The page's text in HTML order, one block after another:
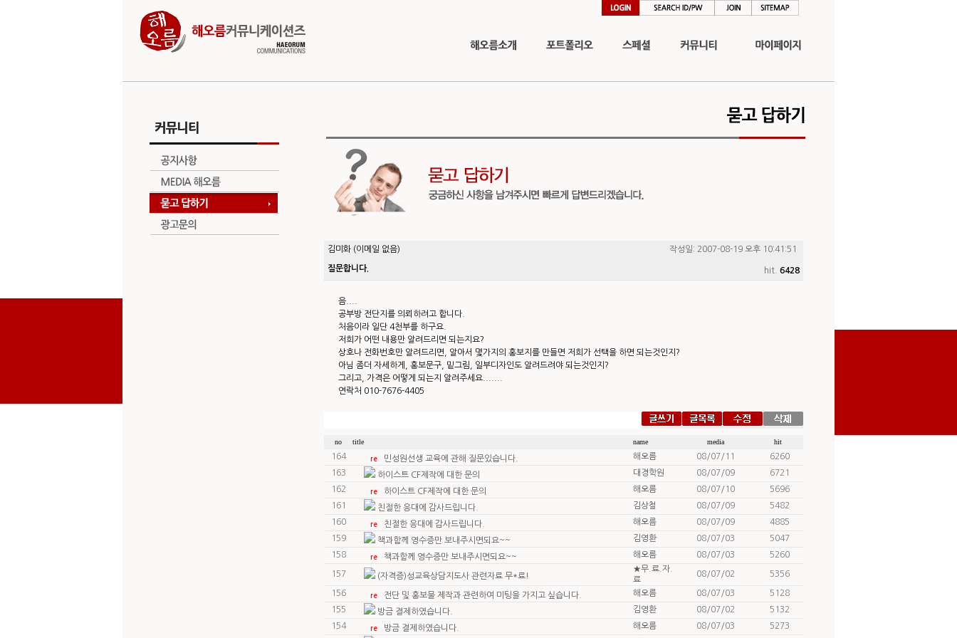
김미화 (이메일 없음) 작성일: 2007-08-19 오후 10:41:51
질문합니다. hit. 6428
음....
공부방 전단지를 의뢰하려고 합니다.
처음이라 일단 4천부를 하구요.
저희가 어떤 내용만 알려드리면 되는지요?
상호나 전화번호만 알려드리면, 알아서 몇가지의 홍보지를 만들면 저희가 선택을 하면 되는것인지?
아님 좀더 자세하게, 홍보문구, 밑그림, 일부디자인도 알려드려야 되는것인지?
그리고, 가격은 어떻게 되는지 알려주세요.......
연락처 010-7676-4405
no title name media hit
164 re 민성원선생 교육에 관해 질문있습니다. 해오름 08/07/11
6260
163
하이스트 CF제작에 대한 문의 대경학원 08/07/09
6721
162
re 하이스트 CF제작에 대한 문의 해오름 08/07/10
5696
161
친절한 응대에 감사드립니다. 김상철 08/07/09
5482
160
re 친절한 응대에 감사드립니다. 해오름 08/07/09
4885
159
책과함께 영수증만 보내주시면되요~~ 김영환 08/07/03
5047
158
re 책과함께 영수증만 보내주시면되요~~ 해오름 08/07/03 5260
157 (자격증)성교육상담지도사 관련자료 무*료!
★무.료.자.
료
08/07/02 5356
156 re 전단 및 홍보물 제작과 관련하여 미팅을 가지고 싶습니다. 해오름 08/07/03
5128
155
방금 결제하였습니다. 김영환 08/07/02
5132
154
re 방금 결제하였습니다. 해오름 08/07/03 5273